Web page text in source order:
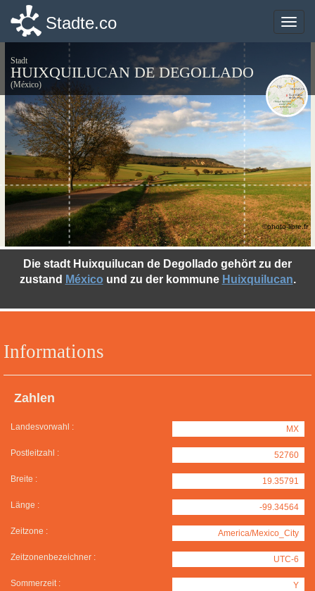
Toggle
Stadte.co
Stadt
HUIXQUILUCAN DE DEGOLLADO
(México)
Informations
Zahlen
Landesvorwahl : MX
Postleitzahl : 52760
Breite : 19.35791
Länge : -99.34564
Zeitzone : America/Mexico_City
Zeitzonenbezeichner : UTC-6
Sommerzeit : Y
Die stadt Huixquilucan de Degollado gehört zu der
zustand México und zu der kommune Huixquilucan.
©photo-libre.fr
Toggle
Stadte.co